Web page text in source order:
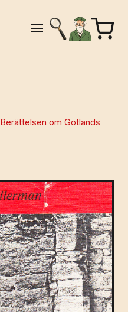
Berättelsen om Gotlands